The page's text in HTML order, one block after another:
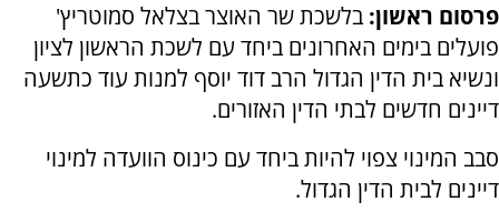
פרסום ראשון: בלשכת שר האוצר בצלאל סמוטריץ'
פועלים בימים האחרונים ביחד עם לשכת הראשון לציון
ונשיא בית הדין הגדול הרב דוד יוסף למנות עוד כתשעה
דיינים חדשים לבתי הדין האזורים.
סבב המינוי צפוי להיות ביחד עם כינוס הוועדה למינוי
דיינים לבית הדין הגדול.